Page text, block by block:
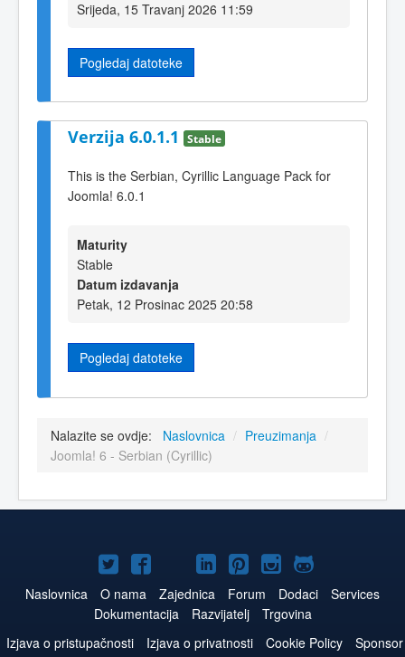
Srijeda, 15 Travanj 2026 11:59
Pogledaj datoteke
Verzija 6.0.1.1 Stable
This is the Serbian, Cyrillic Language Pack for
Joomla! 6.0.1
Maturity
Stable
Datum izdavanja
Petak, 12 Prosinac 2025 20:58
Pogledaj datoteke
Nalazite se ovdje: Naslovnica / Preuzimanja /
Joomla! 6 - Serbian (Cyrillic)
Joomla!
na
Twitteru
Joomla!
na
Facebook
Joomla!
na
YouTube
Joomla!
na
LinkedIn
Joomla!
na
Pinterest
Joomla!
na
Instagram
Joomla!
na
GitHub
Naslovnica O nama Zajednica Forum Dodaci
Services
Dokumentacija
Razvijatelj
Trgovina
Izjava o pristupačnosti
Izjava o privatnosti Cookie Policy
Sponsor